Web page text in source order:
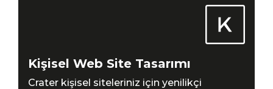
Kişisel Web Site Tasarımı
Crater kişisel siteleriniz için yenilikçi